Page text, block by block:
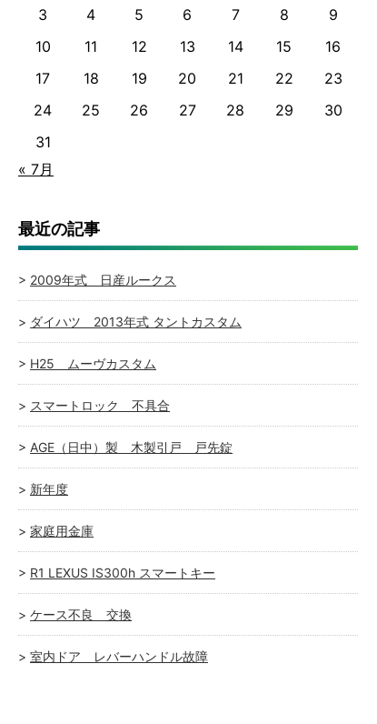
3
4 5 6 7 8
9
10
11 12 13 14 15
16
17
18 19 20 21 22
23
24
25 26 27 28 29
30
31
« 7月
最近の記事
2009年式 日産ルークス
ダイハツ 2013年式 タントカスタム
H25 ムーヴカスタム
スマートロック 不具合
AGE（日中）製 木製引戸 戸先錠
新年度
家庭用金庫
R1 LEXUS IS300h スマートキー
ケース不良 交換
室内ドア レバーハンドル故障